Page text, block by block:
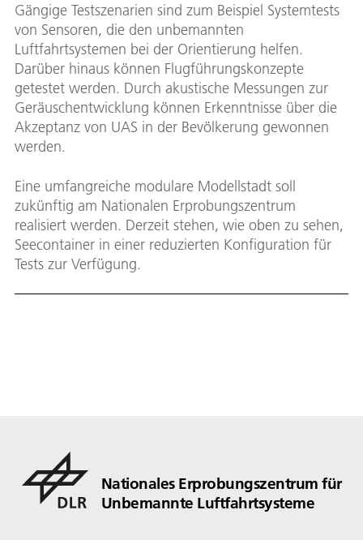
Gängige Testszenarien sind zum Beispiel Systemtests
von Sensoren, die den unbemannten
Luftfahrtsystemen bei der Orientierung helfen.
Darüber hinaus können Flugführungskonzepte
getestet werden. Durch akustische Messungen zur
Geräuschentwicklung können Erkenntnisse über die
Akzeptanz von UAS in der Bevölkerung gewonnen
werden.
Eine umfangreiche modulare Modellstadt soll
zukünftig am Nationalen Erprobungszentrum
realisiert werden. Derzeit stehen, wie oben zu sehen,
Seecontainer in einer reduzierten Konfiguration für
Tests zur Verfügung.
Nationales Erprobungszentrum für
Unbemannte Luftfahrtsysteme